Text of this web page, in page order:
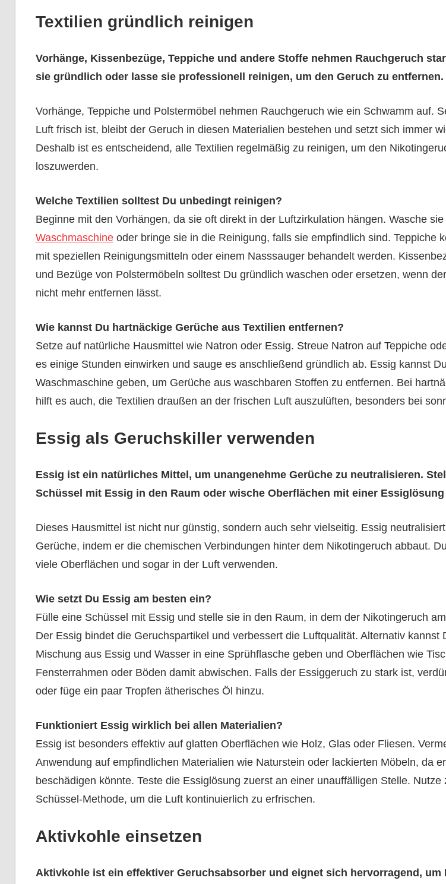
Textilien gründlich reinigen
Vorhänge, Kissenbezüge, Teppiche und andere Stoffe nehmen Rauchgeruch
sie gründlich oder lasse sie professionell reinigen, um den Geruch zu entfernen.
Vorhänge, Teppiche und Polstermöbel nehmen Rauchgeruch wie ein Schwamm auf.
Luft frisch ist, bleibt der Geruch in diesen Materialien bestehen und setzt sich immer
Deshalb ist es entscheidend, alle Textilien regelmäßig zu reinigen, um den
loszuwerden.
Welche Textilien solltest Du unbedingt reinigen?
Beginne mit den Vorhängen, da sie oft direkt in der Luftzirkulation hängen. Wasche sie
Waschmaschineoder bringe sie in die Reinigung, falls sie empfindlich sind. Teppiche
mit speziellen Reinigungsmitteln oder einem Nasssauger behandelt werden.
und Bezüge von Polstermöbeln solltest Du gründlich waschen oder ersetzen, wenn
nicht mehr entfernen lässt.
Wie kannst Du hartnäckige Gerüche aus Textilien entfernen?
Setze auf natürliche Hausmittel wie Natron oder Essig. Streue Natron auf Teppiche
es einige Stunden einwirken und sauge es anschließend gründlich ab. Essig kannst
Waschmaschine geben, um Gerüche aus waschbaren Stoffen zu entfernen. Bei
hilft es auch, die Textilien draußen an der frischen Luft auszulüften, besonders bei
Essig als Geruchskiller verwenden
Essig ist ein natürliches Mittel, um unangenehme Gerüche zu neutralisieren.
Schüssel mit Essig in den Raum oder wische Oberflächen mit einer Essiglösung
Dieses Hausmittel ist nicht nur günstig, sondern auch sehr vielseitig. Essig
Gerüche, indem er die chemischen Verbindungen hinter dem Nikotingeruch abbaut.
viele Oberflächen und sogar in der Luft verwenden.
Wie setzt Du Essig am besten ein?
Fülle eine Schüssel mit Essig und stelle sie in den Raum, in dem der Nikotingeruch
Der Essig bindet die Geruchspartikel und verbessert die Luftqualität. Alternativ kannst
Mischung aus Essig und Wasser in eine Sprühflasche geben und Oberflächen wie
Fensterrahmen oder Böden damit abwischen. Falls der Essiggeruch zu stark ist,
oder füge ein paar Tropfen ätherisches Öl hinzu.
Funktioniert Essig wirklich bei allen Materialien?
Essig ist besonders effektiv auf glatten Oberflächen wie Holz, Glas oder Fliesen.
Anwendung auf empfindlichen Materialien wie Naturstein oder lackierten Möbeln, da
beschädigen könnte. Teste die Essiglösung zuerst an einer unauffälligen Stelle. Nutze
Schüssel-Methode, um die Luft kontinuierlich zu erfrischen.
Aktivkohle einsetzen
Aktivkohle ist ein effektiver Geruchsabsorber und eignet sich hervorragend, um